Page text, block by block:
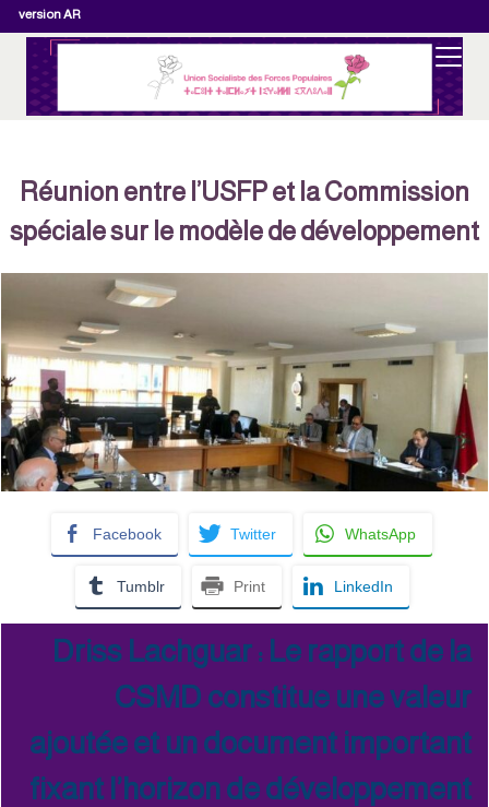
version AR
Réunion entre l’USFP et la Commission
spéciale sur le modèle de développement
Facebook Twitter WhatsApp
Tumblr Print LinkedIn
Driss Lachguar : Le rapport de la
CSMD constitue une valeur
ajoutée et un document important
fixant l’horizon de développement